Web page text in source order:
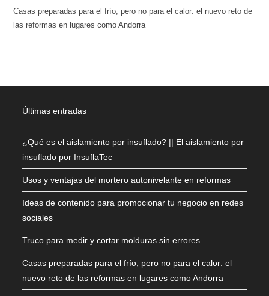
Casas preparadas para el frío, pero no para el calor: el nuevo reto de
las reformas en lugares como Andorra
Últimas entradas
¿Qué es el aislamiento por insuflado? || El aislamiento por
insuflado por InsuflaTec
Usos y ventajas del mortero autonivelante en reformas
Ideas de contenido para promocionar tu negocio en redes
sociales
Truco para medir y cortar molduras sin errores
Casas preparadas para el frío, pero no para el calor: el
nuevo reto de las reformas en lugares como Andorra